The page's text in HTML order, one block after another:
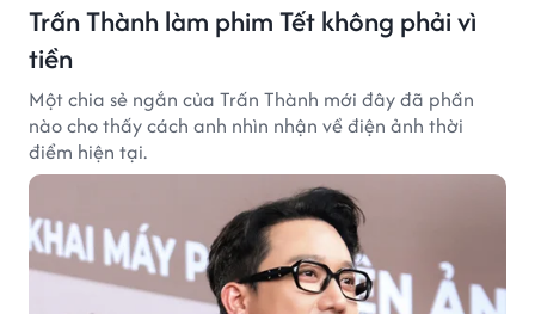
Trấn Thành làm phim Tết không phải vì
tiền
Một chia sẻ ngắn của Trấn Thành mới đây đã phần
nào cho thấy cách anh nhìn nhận về điện ảnh thời
điểm hiện tại.